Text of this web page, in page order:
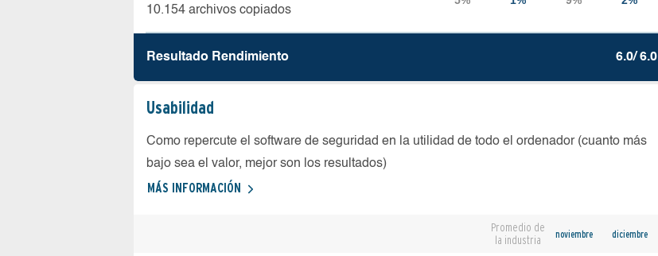
10.154 archivos copiados
Resultado Rendimiento 6.0/ 6.0
Usabilidad
Como repercute el software de seguridad en la utilidad de todo el ordenador (cuanto más
bajo sea el valor, mejor son los resultados)
MÁS INFORMACIÓN
Promedio de
la industria
noviembre diciembre